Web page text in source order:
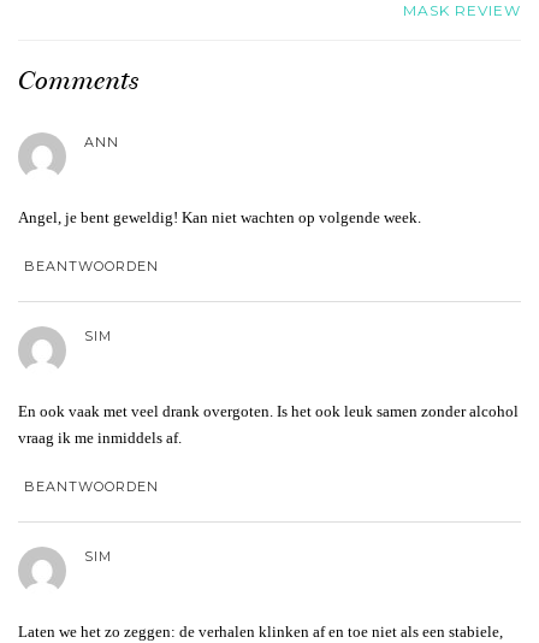
MASK REVIEW
Comments
ANN
Angel, je bent geweldig! Kan niet wachten op volgende week.
BEANTWOORDEN
SIM
En ook vaak met veel drank overgoten. Is het ook leuk samen zonder alcohol
vraag ik me inmiddels af.
BEANTWOORDEN
SIM
Laten we het zo zeggen: de verhalen klinken af en toe niet als een stabiele,